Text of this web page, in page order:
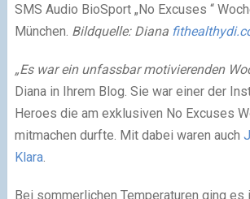
SMS Audio BioSport „No Excuses “
München. Bildquelle: Diana
„Es war ein unfassbar motivierenden
Diana in Ihrem Blog. Sie war einer der
Heroes die am exklusiven No Excuses
mitmachen durfte. Mit dabei waren auch
Klara.
Bei sommerlichen Temperaturen ging es